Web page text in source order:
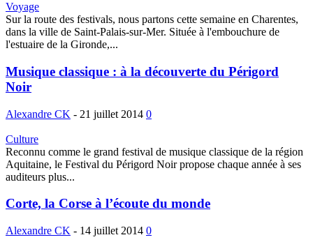
Voyage
Sur la route des festivals, nous partons cette semaine en Charentes,
dans la ville de Saint-Palais-sur-Mer. Située à l'embouchure de
l'estuaire de la Gironde,...
Musique classique : à la découverte du Périgord
Noir
Alexandre CK - 21 juillet 2014 0
Culture
Reconnu comme le grand festival de musique classique de la région
Aquitaine, le Festival du Périgord Noir propose chaque année à ses
auditeurs plus...
Corte, la Corse à l’écoute du monde
Alexandre CK - 14 juillet 2014 0